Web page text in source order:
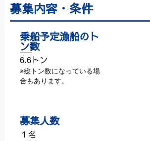
募集内容・条件
乗船予定漁船のト
ン数
6.6トン
※総トン数になっている場
合もあります。
募集人数
１名